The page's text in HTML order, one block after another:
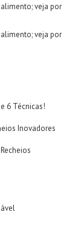
veja por
veja por
6 Técnicas!
Inovadores